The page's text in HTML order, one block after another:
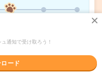
詳しく見る
ョン 製造事業部（全国）
通知で受け取ろう！
ード